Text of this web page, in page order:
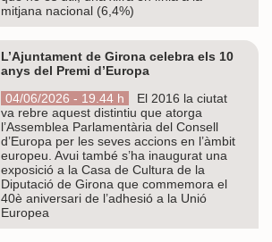
mitjana nacional (6,4%)
L’Ajuntament de Girona celebra els 10
anys del Premi d’Europa
04/06/2026 - 19.44 h
El 2016 la ciutat
va rebre aquest distintiu que atorga
l’Assemblea Parlamentària del Consell
d’Europa per les seves accions en l’àmbit
europeu. Avui també s’ha inaugurat una
exposició a la Casa de Cultura de la
Diputació de Girona que commemora el
40è aniversari de l’adhesió a la Unió
Europea